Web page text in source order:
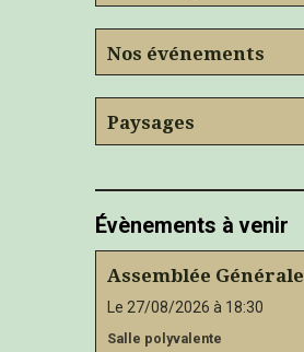
Nos événements
Paysages
Évènements à venir
Assemblée Générale
Le 27/08/2026 à 18:30
Salle polyvalente